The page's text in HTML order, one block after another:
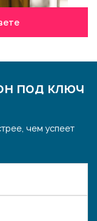
под ключ
чем успеет